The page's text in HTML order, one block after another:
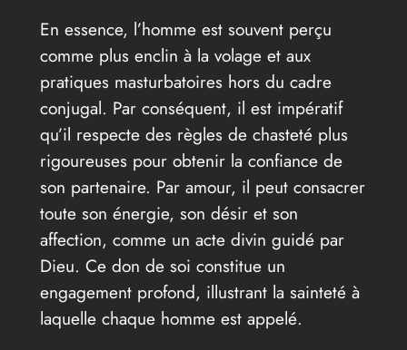
En essence, l’homme est souvent perçu
comme plus enclin à la volage et aux
pratiques masturbatoires hors du cadre
conjugal. Par conséquent, il est impératif
qu’il respecte des règles de chasteté plus
rigoureuses pour obtenir la confiance de
son partenaire. Par amour, il peut consacrer
toute son énergie, son désir et son
affection, comme un acte divin guidé par
Dieu. Ce don de soi constitue un
engagement profond, illustrant la sainteté à
laquelle chaque homme est appelé.